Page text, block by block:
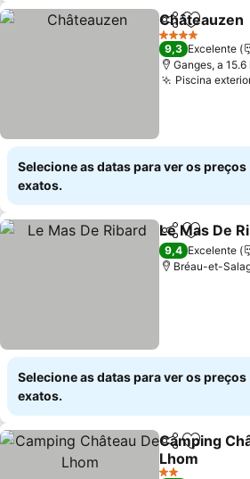
Partilhar
Châteauzen
4 Estrelas
9,3 Excelente
Ganges, a
Piscina
Selecione as datas para ver os preços
exatos.
Partilhar
Le Mas De
9,4 Excelente
Bréau-et-
Selecione as datas para ver os preços
exatos.
Partilhar
Camping
Lhom